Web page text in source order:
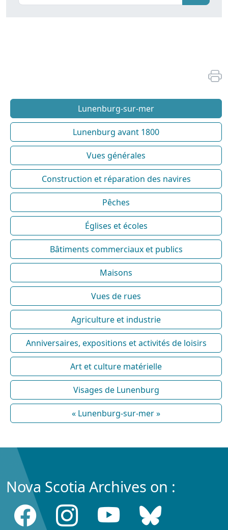
Lunenburg-sur-mer
Lunenburg avant 1800
Vues générales
Construction et réparation des navires
Pêches
Églises et écoles
Bâtiments commerciaux et publics
Maisons
Vues de rues
Agriculture et industrie
Anniversaires, expositions et activités de loisirs
Art et culture matérielle
Visages de Lunenburg
« Lunenburg-sur-mer »
Nova Scotia Archives on :